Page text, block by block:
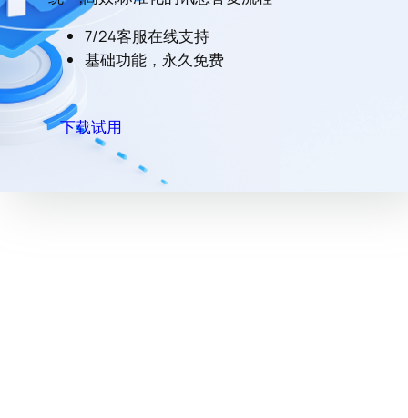
7/24客服在线支持
基础功能，永久免费
下载试用